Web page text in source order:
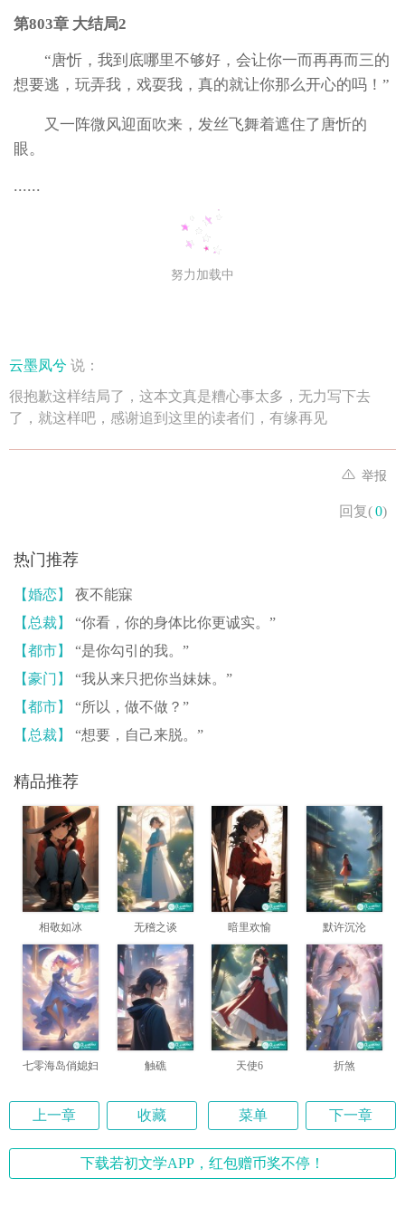
第803章 大结局2
“唐忻，我到底哪里不够好，会让你一而再再而三的
想要逃，玩弄我，戏耍我，真的就让你那么开心的吗！”
又一阵微风迎面吹来，发丝飞舞着遮住了唐忻的
眼。
......
努力加载中
云墨凤兮 说：
很抱歉这样结局了，这本文真是糟心事太多，无力写下去
了，就这样吧，感谢追到这里的读者们，有缘再见
举报
回复(0)
热门推荐
【婚恋】
夜不能寐
【总裁】
“你看，你的身体比你更诚实。”
【都市】
“是你勾引的我。”
【豪门】
“我从来只把你当妹妹。”
【都市】
“所以，做不做？”
【总裁】
“想要，自己来脱。”
精品推荐
相敬如冰 无稽之谈 暗里欢愉 默许沉沦
七零海岛俏媳妇 触礁 天使6 折煞
上一章 收藏 菜单 下一章
下载若初文学APP，红包赠币奖不停！